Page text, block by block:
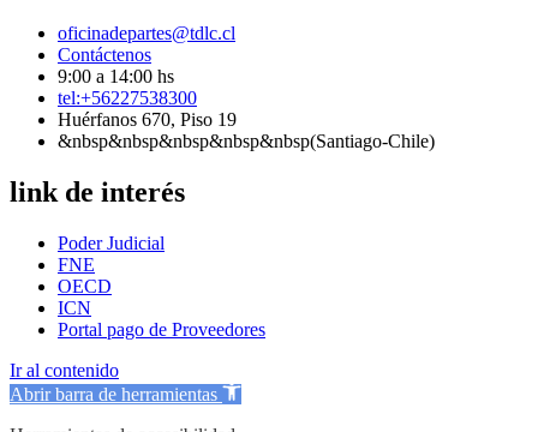
oficinadepartes@tdlc.cl
Contáctenos
9:00 a 14:00 hs
tel:+56227538300
Huérfanos 670, Piso 19
&nbsp&nbsp&nbsp&nbsp&nbsp(Santiago-Chile)
link de interés
Poder Judicial
FNE
OECD
ICN
Portal pago de Proveedores
Ir al contenido
Abrir barra de herramientas